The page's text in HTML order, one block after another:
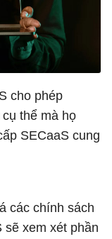
cho phép
thể mà họ
SECaaS cung
các chính sách
sẽ xem xét phần